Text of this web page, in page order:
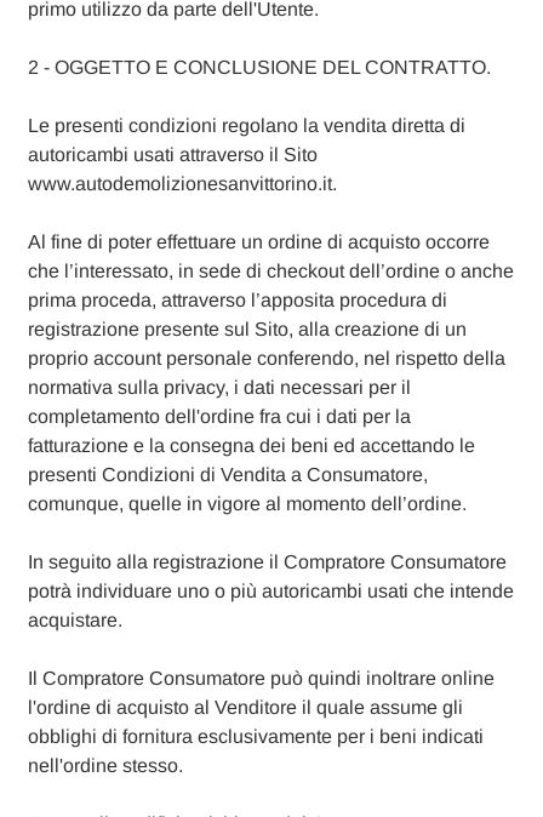
primo utilizzo da parte dell'Utente.
2 - OGGETTO E CONCLUSIONE DEL CONTRATTO.
Le presenti condizioni regolano la vendita diretta di
autoricambi usati attraverso il Sito
www.autodemolizionesanvittorino.it.
Al fine di poter effettuare un ordine di acquisto occorre
che l’interessato, in sede di checkout dell’ordine o anche
prima proceda, attraverso l’apposita procedura di
registrazione presente sul Sito, alla creazione di un
proprio account personale conferendo, nel rispetto della
normativa sulla privacy, i dati necessari per il
completamento dell'ordine fra cui i dati per la
fatturazione e la consegna dei beni ed accettando le
presenti Condizioni di Vendita a Consumatore,
comunque, quelle in vigore al momento dell’ordine.
In seguito alla registrazione il Compratore Consumatore
potrà individuare uno o più autoricambi usati che intende
acquistare.
Il Compratore Consumatore può quindi inoltrare online
l'ordine di acquisto al Venditore il quale assume gli
obblighi di fornitura esclusivamente per i beni indicati
nell'ordine stesso.